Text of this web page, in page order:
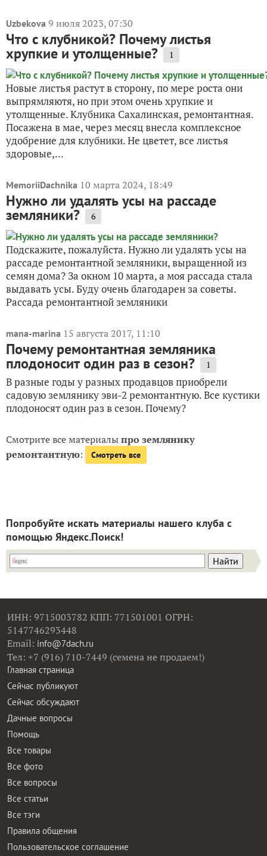
Uzbekova 9 июля 2023, 07:30
Что с клубникой? Почему листья
хрупкие и утолщенные? 1
Новые листья растут в сторону, по мере роста они
выпрямляютя, но при этом очень хрупкие и
утолщенные. Клубника Сахалинская, ремонтантная.
Посажена в мае, через месяц внесла комплексное
удобрение для клубники. Не цветет, все листья
здоровые,...
MemoriiDachnika 10 марта 2024, 18:49
Нужно ли удалять усы на рассаде
земляники? 6
Подскажите, пожалуйста. Нужно ли удалять усы на
рассаде ремонтантной земляники, выращенной из
семян дома? За окном 10 марта, а моя рассада стала
выдавать усы. Буду очень благодарен за советы.
Рассада ремонтантной земляники
mana-marina 15 августа 2017, 11:10
Почему ремонтантная земляника
плодоносит один раз в сезон? 1
В разные годы у разных продавцов приобрели
садовую землянику эви-2 ремонтантную. Все кустики
плодоносят один раз в сезон. Почему?
Смотрите все материалыпро землянику
ремонтантную: Смотреть все
Попробуйте искать материалы нашего клуба с
помощью Яндекс.Поиск!
ИНН: 9715003782 КПП: 771501001 ОГРН:
5147746293448
Email: info@7dach.ru
Тел: +7 (916) 710-7449 (семена не продаем!)
Главная страница
Сейчас публикуют
Сейчас обсуждают
Дачные вопросы
Помощь
Все товары
Все фото
Все вопросы
Все статьи
Все тэги
Правила общения
Пользовательское соглашение